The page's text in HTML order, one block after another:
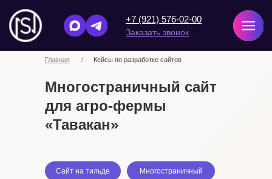
Заказать звонок
+7 (921) 576-02-00
Главная / Кейсы по разработке сайтов
Многостраничный сайт
для агро-фермы
«Тавакан»
Сайт на тильде Многостраничный